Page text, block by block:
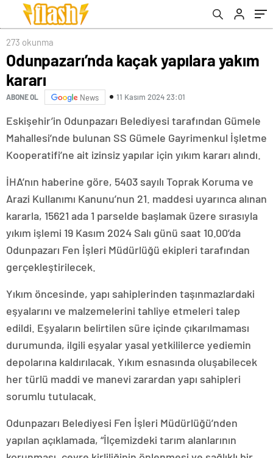
273 okunma
Odunpazarı’nda kaçak yapılara yakım
kararı
ABONE OL News 11 Kasım 2024 23:01
Eskişehir’in Odunpazarı Belediyesi tarafından Gümele
Mahallesi’nde bulunan SS Gümele Gayrimenkul İşletme
Kooperatifi’ne ait izinsiz yapılar için yıkım kararı alındı.
İHA’nın haberine göre, 5403 sayılı Toprak Koruma ve
Arazi Kullanımı Kanunu’nun 21. maddesi uyarınca alınan
kararla, 15621 ada 1 parselde başlamak üzere sırasıyla
yıkım işlemi 19 Kasım 2024 Salı günü saat 10.00’da
Odunpazarı Fen İşleri Müdürlüğü ekipleri tarafından
gerçekleştirilecek.
Yıkım öncesinde, yapı sahiplerinden taşınmazlardaki
eşyalarını ve malzemelerini tahliye etmeleri talep
edildi. Eşyaların belirtilen süre içinde çıkarılmaması
durumunda, ilgili eşyalar yasal yetkililerce yediemin
depolarına kaldırılacak. Yıkım esnasında oluşabilecek
her türlü maddi ve manevi zarardan yapı sahipleri
sorumlu tutulacak.
Odunpazarı Belediyesi Fen İşleri Müdürlüğü’nden
yapılan açıklamada, “İlçemizdeki tarım alanlarının